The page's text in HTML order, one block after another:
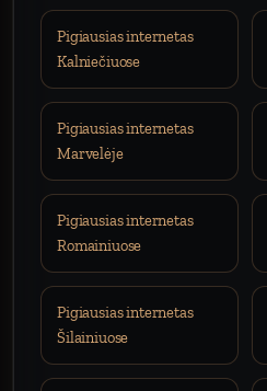
Pigiausias internetas
Kalniečiuose
Pigiausias internetas
Marvelėje
Pigiausias internetas
Romainiuose
Pigiausias internetas
Šilainiuose